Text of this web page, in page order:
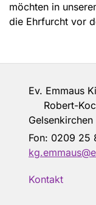
möchten in
die Ehrfurcht vor
Ev. Emmaus
Robert-
Gelsenkirchen
Fon: 0209
Kontakt